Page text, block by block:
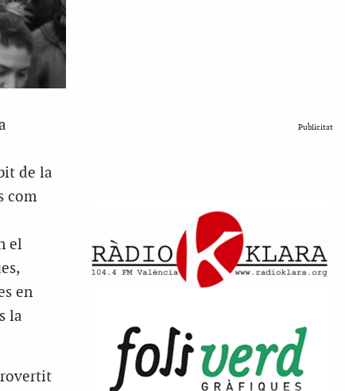
de la
com
el
en
la
Publicitat